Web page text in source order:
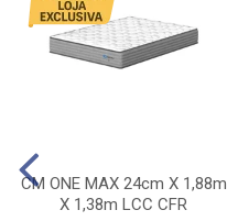
CM ONE MAX 24cm X 1,88m
X 1,38m LCC CFR